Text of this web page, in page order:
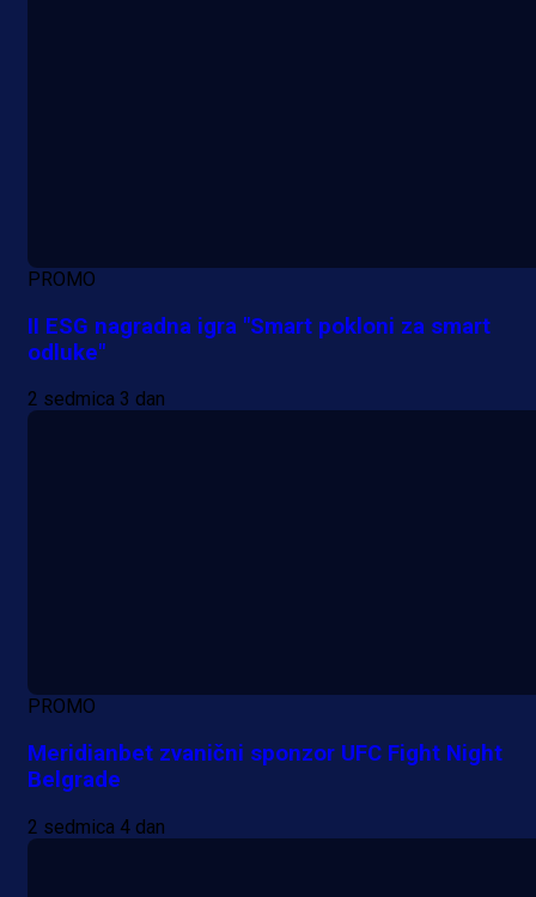
PROMO
II ESG nagradna igra "Smart pokloni za smart
odluke"
2 sedmica 3 dan
PROMO
Meridianbet zvanični sponzor UFC Fight Night
Belgrade
2 sedmica 4 dan